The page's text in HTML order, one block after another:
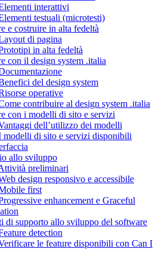
interattivi
testuali (microtesti)
e costruire in alta fedeltà
di pagina
in alta fedeltà
con il design system .italia
del design system
operative
contribuire al design system .italia
con i modelli di sito e servizi
dell’utilizzo dei modelli
modelli di sito e servizi disponibili
allo sviluppo
preliminari
design responsivo e accessibile
first
enhancement e Graceful
di supporto allo sviluppo del software
detection
le feature disponibili con Can I